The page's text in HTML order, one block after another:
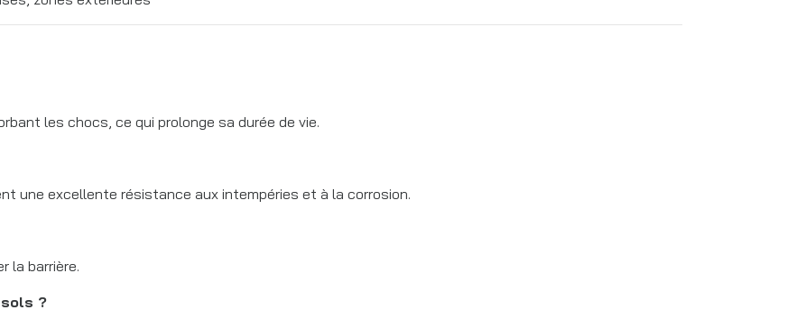
les chocs, ce qui prolonge sa durée de vie.
une excellente résistance aux intempéries et à la corrosion.
la barrière.
?